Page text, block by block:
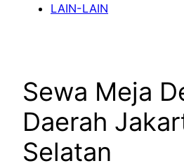
LAIN-LAIN
Sewa Meja
Daerah
Selatan